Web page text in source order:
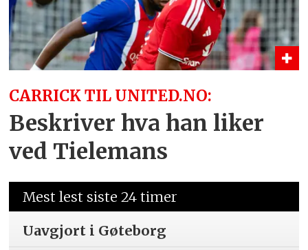
CARRICK TIL UNITED.NO:
Beskriver hva han liker
ved Tielemans
Mest lest siste 24 timer
Uavgjort i Gøteborg